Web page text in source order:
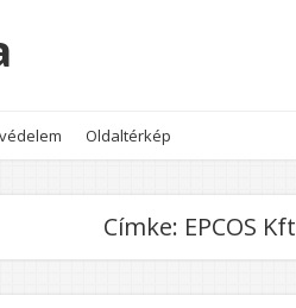
Oldaltérkép
Címke: EPCOS Kft